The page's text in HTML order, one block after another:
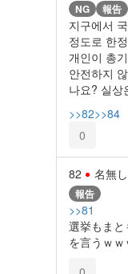
NG 報告
지구에서
정도로 한
개인이 총
안전하지
나요? 실상
>>82>>84
0
82 名無し
報告
>>81
選挙もま
を言うｗｗ